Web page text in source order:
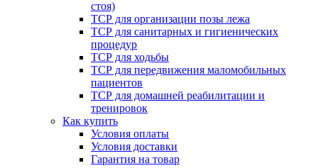
стоя)
ТСР для организации позы лежа
ТСР для санитарных и гигиенических
процедур
ТСР для ходьбы
ТСР для передвижения маломобильных
пациентов
ТСР для домашней реабилитации и
тренировок
Как купить
Условия оплаты
Условия доставки
Гарантия на товар